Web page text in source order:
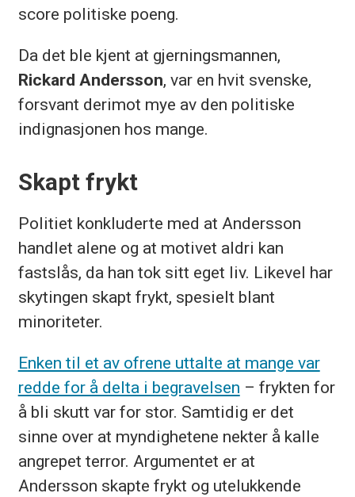
score politiske poeng.
Da det ble kjent at gjerningsmannen,
Rickard Andersson, var en hvit svenske,
forsvant derimot mye av den politiske
indignasjonen hos mange.
Skapt frykt
Politiet konkluderte med at Andersson
handlet alene og at motivet aldri kan
fastslås, da han tok sitt eget liv. Likevel har
skytingen skapt frykt, spesielt blant
minoriteter.
Enken til et av ofrene uttalte at mange var
redde for å delta i begravelsen – frykten for
å bli skutt var for stor. Samtidig er det
sinne over at myndighetene nekter å kalle
angrepet terror. Argumentet er at
Andersson skapte frykt og utelukkende